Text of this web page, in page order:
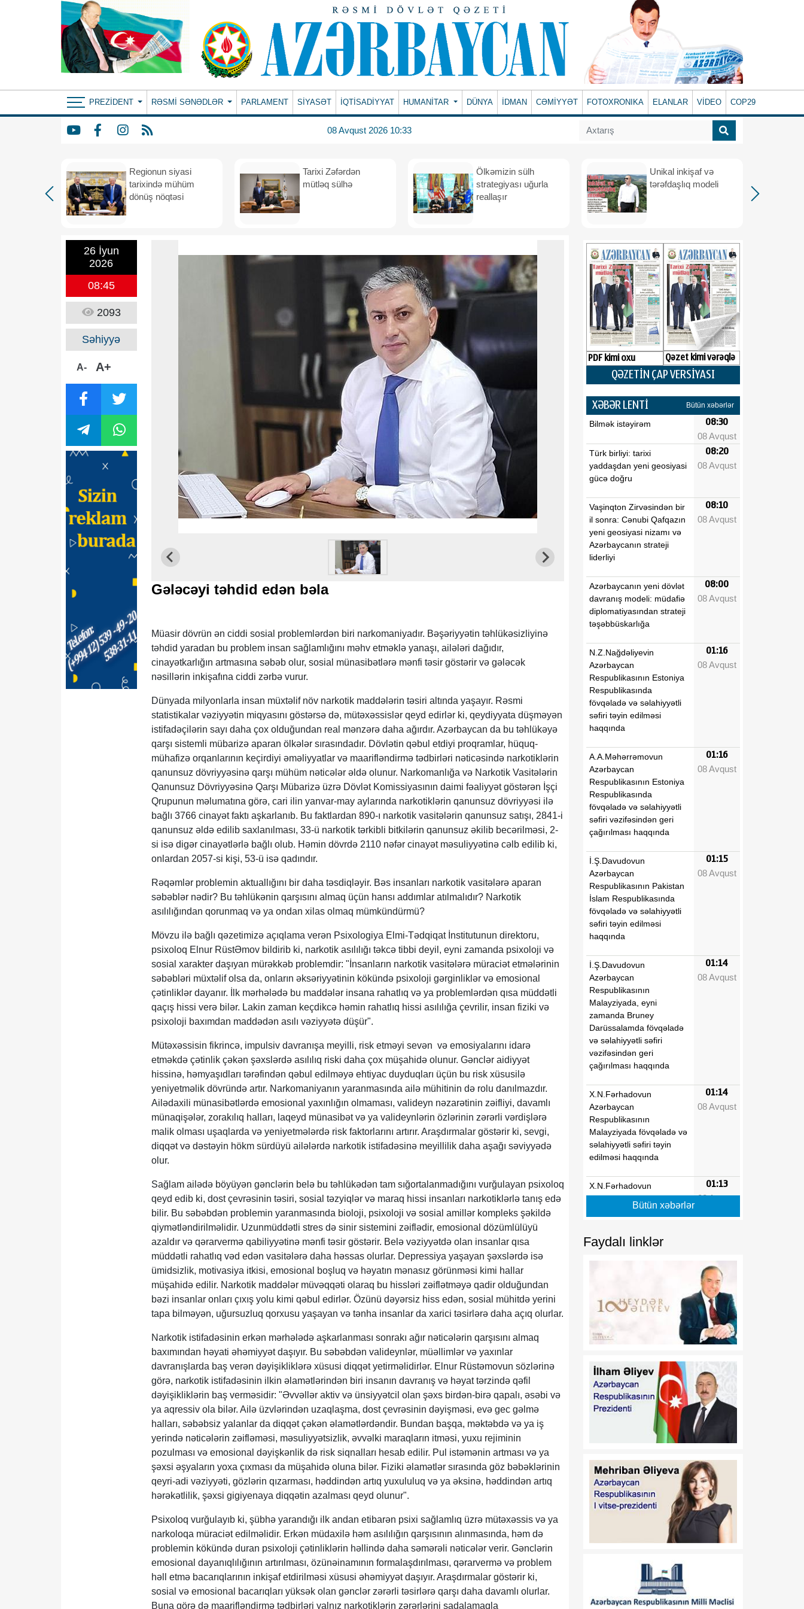
PREZIDENT RƏSMI SƏNƏDLƏR PARLAMENT SİYASƏT İQTİSADİYYAT HUMANITAR DÜNYA İDMAN CƏMİYYƏT FOTOXRONIKA ELANLAR VİDEO COP29
08 Avqust 2026 10:33
Regionun siyasi
tarixində mühüm
dönüş nöqtəsi
Tarixi Zəfərdən
mütləq sülhə
Ölkəmizin sülh
strategiyası uğurla
reallaşır
Unikal inkişaf və
tərəfdaşlıq modeli
26 İyun
2026
08:45
2093
Səhiyyə
A- A+
Gələcəyi təhdid edən bəla
Müasir dövrün ən ciddi sosial problemlərdən biri narkomaniyadır. Bəşəriyyətin təhlükəsizliyinə
təhdid yaradan bu problem insan sağlamlığını məhv etməklə yanaşı, ailələri dağıdır,
cinayətkarlığın artmasına səbəb olur, sosial münasibətlərə mənfi təsir göstərir və gələcək
nəsillərin inkişafına ciddi zərbə vurur.
Dünyada milyonlarla insan müxtəlif növ narkotik maddələrin təsiri altında yaşayır. Rəsmi
statistikalar vəziyyətin miqyasını göstərsə də, mütəxəssislər qeyd edirlər ki, qeydiyyata düşməyən
istifadəçilərin sayı daha çox olduğundan real mənzərə daha ağırdır. Azərbaycan da bu təhlükəyə
qarşı sistemli mübarizə aparan ölkələr sırasındadır. Dövlətin qəbul etdiyi proqramlar, hüquq-
mühafizə orqanlarının keçirdiyi əməliyyatlar və maarifləndirmə tədbirləri nəticəsində narkotiklərin
qanunsuz dövriyyəsinə qarşı mühüm nəticələr əldə olunur. Narkomanlığa və Narkotik Vasitələrin
Qanunsuz Dövriyyəsinə Qarşı Mübarizə üzrə Dövlət Komissiyasının daimi fəaliyyət göstərən İşçi
Qrupunun məlumatına görə, cari ilin yanvar-may aylarında narkotiklərin qanunsuz dövriyyəsi ilə
bağlı 3766 cinayət faktı aşkarlanıb. Bu faktlardan 890-ı narkotik vasitələrin qanunsuz satışı, 2841-i
qanunsuz əldə edilib saxlanılması, 33-ü narkotik tərkibli bitkilərin qanunsuz əkilib becərilməsi, 2-
si isə digər cinayətlərlə bağlı olub. Həmin dövrdə 2110 nəfər cinayət məsuliyyətinə cəlb edilib ki,
onlardan 2057-si kişi, 53-ü isə qadındır.
Rəqəmlər problemin aktuallığını bir daha təsdiqləyir. Bəs insanları narkotik vasitələrə aparan
səbəblər nədir? Bu təhlükənin qarşısını almaq üçün hansı addımlar atılmalıdır? Narkotik
asılılığından qorunmaq və ya ondan xilas olmaq mümkündürmü?
Mövzu ilə bağlı qəzetimizə açıqlama verən Psixologiya Elmi-Tədqiqat İnstitutunun direktoru,
psixoloq Elnur RüstƏmov bildirib ki, narkotik asılılığı təkcə tibbi deyil, eyni zamanda psixoloji və
sosial xarakter daşıyan mürəkkəb problemdir: "İnsanların narkotik vasitələrə müraciət etmələrinin
səbəbləri müxtəlif olsa da, onların əksəriyyətinin kökündə psixoloji gərginliklər və emosional
çətinliklər dayanır. İlk mərhələdə bu maddələr insana rahatlıq və ya problemlərdən qısa müddətli
qaçış hissi verə bilər. Lakin zaman keçdikcə həmin rahatlıq hissi asılılığa çevrilir, insan fiziki və
psixoloji baxımdan maddədən asılı vəziyyətə düşür".
Mütəxəssisin fikrincə, impulsiv davranışa meyilli, risk etməyi sevən və emosiyalarını idarə
etməkdə çətinlik çəkən şəxslərdə asılılıq riski daha çox müşahidə olunur. Gənclər aidiyyət
hissinə, həmyaşıdları tərəfindən qəbul edilməyə ehtiyac duyduqları üçün bu risk xüsusilə
yeniyetməlik dövründə artır. Narkomaniyanın yaranmasında ailə mühitinin də rolu danılmazdır.
Ailədaxili münasibətlərdə emosional yaxınlığın olmaması, valideyn nəzarətinin zəifliyi, davamlı
münaqişələr, zorakılıq halları, laqeyd münasibət və ya valideynlərin özlərinin zərərli vərdişlərə
malik olması uşaqlarda və yeniyetmələrdə risk faktorlarını artırır. Araşdırmalar göstərir ki, sevgi,
diqqət və dəstəyin hökm sürdüyü ailələrdə narkotik istifadəsinə meyillilik daha aşağı səviyyədə
olur.
Sağlam ailədə böyüyən gənclərin belə bu təhlükədən tam sığortalanmadığını vurğulayan psixoloq
qeyd edib ki, dost çevrəsinin təsiri, sosial təzyiqlər və maraq hissi insanları narkotiklərlə tanış edə
bilir. Bu səbəbdən problemin yaranmasında bioloji, psixoloji və sosial amillər kompleks şəkildə
qiymətləndirilməlidir. Uzunmüddətli stres də sinir sistemini zəiflədir, emosional dözümlülüyü
azaldır və qərarvermə qabiliyyətinə mənfi təsir göstərir. Belə vəziyyətdə olan insanlar qısa
müddətli rahatlıq vəd edən vasitələrə daha həssas olurlar. Depressiya yaşayan şəxslərdə isə
ümidsizlik, motivasiya itkisi, emosional boşluq və həyatın mənasız görünməsi kimi hallar
müşahidə edilir. Narkotik maddələr müvəqqəti olaraq bu hissləri zəiflətməyə qadir olduğundan
bəzi insanlar onları çıxış yolu kimi qəbul edirlər. Özünü dəyərsiz hiss edən, sosial mühitdə yerini
tapa bilməyən, uğursuzluq qorxusu yaşayan və tənha insanlar da xarici təsirlərə daha açıq olurlar.
Narkotik istifadəsinin erkən mərhələdə aşkarlanması sonrakı ağır nəticələrin qarşısını almaq
baxımından həyati əhəmiyyət daşıyır. Bu səbəbdən valideynlər, müəllimlər və yaxınlar
davranışlarda baş verən dəyişikliklərə xüsusi diqqət yetirməlidirlər. Elnur Rüstəmovun sözlərinə
görə, narkotik istifadəsinin ilkin əlamətlərindən biri insanın davranış və həyat tərzində qəfil
dəyişikliklərin baş verməsidir: "Əvvəllər aktiv və ünsiyyətcil olan şəxs birdən-birə qapalı, əsəbi və
ya aqressiv ola bilər. Ailə üzvlərindən uzaqlaşma, dost çevrəsinin dəyişməsi, evə gec gəlmə
halları, səbəbsiz yalanlar da diqqət çəkən əlamətlərdəndir. Bundan başqa, məktəbdə və ya iş
yerində nəticələrin zəifləməsi, məsuliyyətsizlik, əvvəlki maraqların itməsi, yuxu rejiminin
pozulması və emosional dəyişkənlik də risk siqnalları hesab edilir. Pul istəmənin artması və ya
şəxsi əşyaların yoxa çıxması da müşahidə oluna bilər. Fiziki əlamətlər sırasında göz bəbəklərinin
qeyri-adi vəziyyəti, gözlərin qızarması, həddindən artıq yuxululuq və ya əksinə, həddindən artıq
hərəkətlilik, şəxsi gigiyenaya diqqətin azalması qeyd olunur".
Psixoloq vurğulayıb ki, şübhə yarandığı ilk andan etibarən psixi sağlamlıq üzrə mütəxəssis və ya
narkoloqa müraciət edilməlidir. Erkən müdaxilə həm asılılığın qarşısının alınmasında, həm də
problemin kökündə duran psixoloji çətinliklərin həllində daha səmərəli nəticələr verir. Gənclərin
emosional dayanıqlılığının artırılması, özünəinamının formalaşdırılması, qərarvermə və problem
həll etmə bacarıqlarının inkişaf etdirilməsi xüsusi əhəmiyyət daşıyır. Araşdırmalar göstərir ki,
sosial və emosional bacarıqları yüksək olan gənclər zərərli təsirlərə qarşı daha davamlı olurlar.
Buna görə də maarifləndirmə tədbirləri yalnız narkotiklərin zərərlərini sadalamaqla
PDF kimi oxu Qəzet kimi vərəqlə
QƏZETİN ÇAP VERSİYASI
XƏBƏR LENTİ Bütün xəbərlər
Bilmək istəyirəm 08:30
08 Avqust
Türk birliyi: tarixi
yaddaşdan yeni geosiyasi
gücə doğru
08:20
08 Avqust
Vaşinqton Zirvəsindən bir
il sonra: Cənubi Qafqazın
yeni geosiyasi nizamı və
Azərbaycanın strateji
liderliyi
08:10
08 Avqust
Azərbaycanın yeni dövlət
davranış modeli: müdafiə
diplomatiyasından strateji
təşəbbüskarlığa
08:00
08 Avqust
N.Z.Nağdəliyevin
Azərbaycan
Respublikasının Estoniya
Respublikasında
fövqəladə və səlahiyyətli
səfiri təyin edilməsi
haqqında
01:16
08 Avqust
A.A.Məhərrəmovun
Azərbaycan
Respublikasının Estoniya
Respublikasında
fövqəladə və səlahiyyətli
səfiri vəzifəsindən geri
çağırılması haqqında
01:16
08 Avqust
İ.Ş.Davudovun
Azərbaycan
Respublikasının Pakistan
İslam Respublikasında
fövqəladə və səlahiyyətli
səfiri təyin edilməsi
haqqında
01:15
08 Avqust
İ.Ş.Davudovun
Azərbaycan
Respublikasının
Malayziyada, eyni
zamanda Bruney
Darüssalamda fövqəladə
və səlahiyyətli səfiri
vəzifəsindən geri
çağırılması haqqında
01:14
08 Avqust
X.N.Fərhadovun
Azərbaycan
Respublikasının
Malayziyada fövqəladə və
səlahiyyətli səfiri təyin
edilməsi haqqında
01:14
08 Avqust
X.N.Fərhadovun
Azərbaycan
Respublikasının Pakistan
fövqəladə və səlahiyyətli
səfiri vəzifəsindən geri
çağırılması haqqında
01:13
08 Avqust
və "Media haqqında"
Azərbaycan
qanunlarında dəyişiklik
01:13
08 Avqust
"Media Reyestrinin
aparılması Qaydaları"nın
təsdiq edilməsi haqqında"
Azərbaycan Respublikası
Prezidentinin 2022-ci il 26
sentyabr tarixli 1846
dəyişiklik edilməsi barədə
01:11
08 Avqust
"Dövlət qulluğu
haqqında"və "Media
haqqında" Azərbaycan
Respublikasının 2026-cı il
14 iyul tarixli 449-VIIQD
01:09
08 Avqust
Bütün xəbərlər
Faydalı linklər